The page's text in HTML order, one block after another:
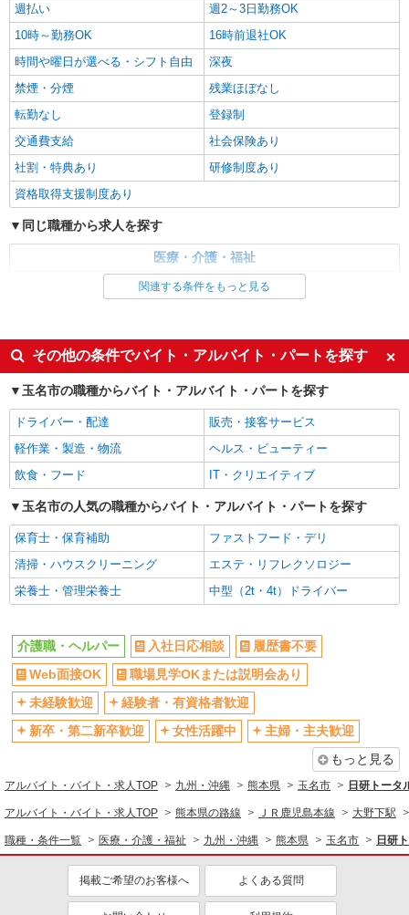
詳細を見る
派遣社員
株式会社kotrio /●KM-H-2068725
＼収入アップを全面サポート／小規模デイ
STAFF｜資格支援制度あり
時給1450円〜2062円 ＜日払い有/週払い有/交
通費全支給(ガソリン代含む)＞
キープ 詳細を見る
＜玉名市＞サ高住スタッフ＊教育体制充実
通費全支給(ガソリン代含む)＞
玉名市内
キープ 詳細を見る
派遣社員
株式会社kotrio /●KM-H-1896418
玉名市＠有料老人ホーム◎上質な支援、納得の
報酬、充実研修♪
時給1450円〜2062円 ＜日払い有/週払い有/交
通費全支給(ガソリン代含む)＞
玉名市内
派遣社員
株式会社kotrio /●KM-H-2068900
玉名市の小さいデイサービス★残業なし♪日勤
のみ◎夜はおうち時間
時給1450円〜2062円 ＜日払い有/週払い有/交
キープ 詳細を見る
派遣社員
株式会社kotrio /●KM-H-2011908
≪玉名市≫夜勤なし！未経験・ブランクOKの
デイスタッフ
週払い
週2～3日勤務OK
10時～勤務OK
16時前退社OK
時間や曜日が選べる・シフト自由
深夜
禁煙・分煙
残業ほぼなし
転勤なし
登録制
交通費支給
社会保険あり
社割・特典あり
研修制度あり
資格取得支援制度あり
同じ職種から求人を探す
医療・介護・福祉
未経験歓迎
ミドル（40代～）活躍中
週2～3日勤務OK
深夜
交通費支給
社会保険あり
関連する条件をもっと見る
その他の条件でバイト・アルバイト・パートを探す
玉名市の職種からバイト・アルバイト・パートを探す
ドライバー・配達
販売・接客サービス
軽作業・製造・物流
ヘルス・ビューティー
飲食・フード
IT・クリエイティブ
玉名市の人気の職種からバイト・アルバイト・パートを探す
保育士・保育補助
ファストフード・デリ
清掃・ハウスクリーニング
エステ・リフレクソロジー
栄養士・管理栄養士
中型（2t・4t）ドライバー
介護職・ヘルパー 入社日応相談
履歴書不要
Web面接OK
職場見学OKまたは説明会あり
未経験歓迎
経験者・有資格者歓迎
新卒・第二新卒歓迎
女性活躍中
主婦・主夫歓迎
もっと見る
アルバイト・バイト・求人TOP 九州・沖縄 熊本県 玉名市 日研トー
アルバイト・バイト・求人TOP 熊本県の路線 ＪＲ鹿児島本線 大野下駅
職種・条件一覧 医療・介護・福祉 九州・沖縄 熊本県 玉名市 日研
掲載ご希望のお客様へ よくある質問